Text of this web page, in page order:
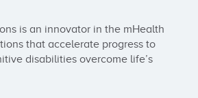
is an innovator in the mHealth
that accelerate progress to
disabilities overcome life’s